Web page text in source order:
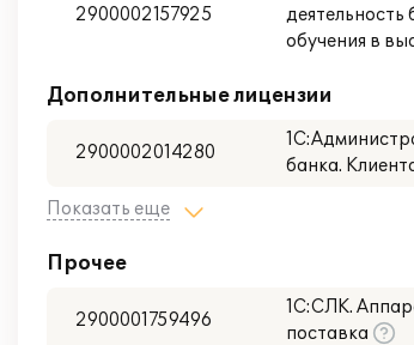
2900002157925
деятельность
обучения в
Дополнительные лицензии
2900002014280
банка.
Показать еще
Прочее
2900001759496
1С:СЛК.
поставка